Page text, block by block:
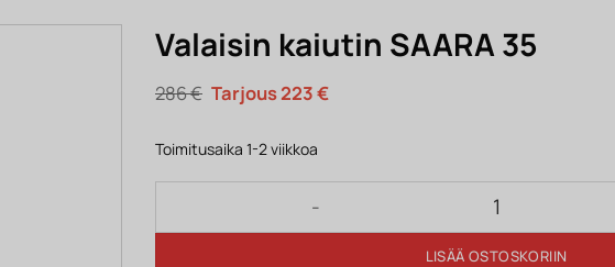
Valaisin kaiutin SAARA 35
286€ Alkuperäinen
hinta
286 €.
223€Nykyinen
Toimitusaika 1-2 viikkoa
LISÄÄ OSTOSKORIIN